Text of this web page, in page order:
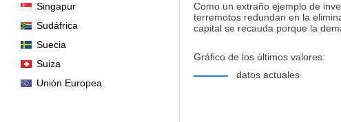
Singapur
Sudáfrica
Suecia
Suiza
Unión Europea
Como un extraño ejemplo de
terremotos redundan en la
capital se recauda porque la
Gráfico de los últimos valores:
datos actuales